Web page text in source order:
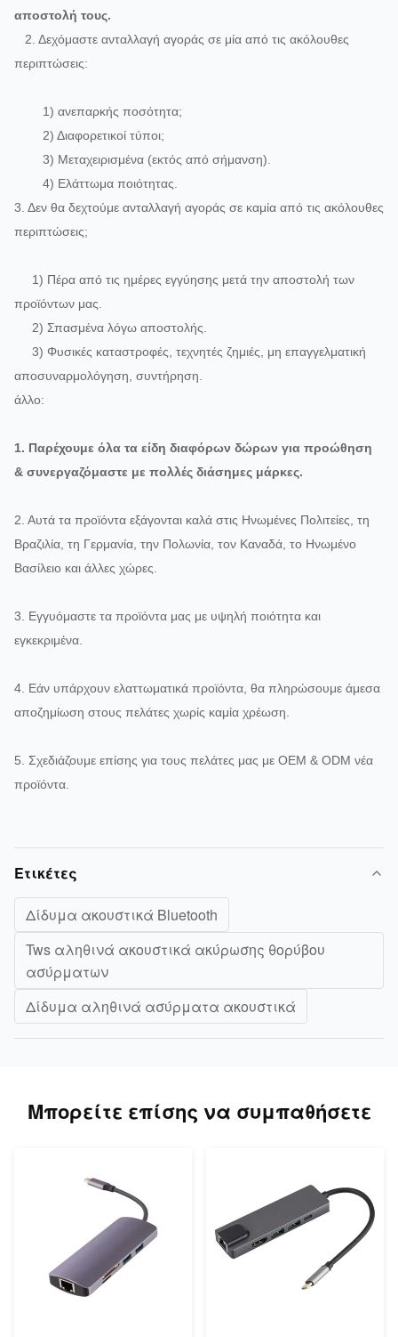
αποστολή τους.
2. Δεχόμαστε ανταλλαγή αγοράς σε μία από τις ακόλουθες
περιπτώσεις:
1) ανεπαρκής ποσότητα;
2) Διαφορετικοί τύποι;
3) Μεταχειρισμένα (εκτός από σήμανση).
4) Ελάττωμα ποιότητας.
3. Δεν θα δεχτούμε ανταλλαγή αγοράς σε καμία από τις ακόλουθες
περιπτώσεις;
1) Πέρα από τις ημέρες εγγύησης μετά την αποστολή των
προϊόντων μας.
2) Σπασμένα λόγω αποστολής.
3) Φυσικές καταστροφές, τεχνητές ζημιές, μη επαγγελματική
αποσυναρμολόγηση, συντήρηση.
άλλο:
1. Παρέχουμε όλα τα είδη διαφόρων δώρων για προώθηση
& συνεργαζόμαστε με πολλές διάσημες μάρκες.
2. Αυτά τα προϊόντα εξάγονται καλά στις Ηνωμένες Πολιτείες, τη
Βραζιλία, τη Γερμανία, την Πολωνία, τον Καναδά, το Ηνωμένο
Βασίλειο και άλλες χώρες.
3. Εγγυόμαστε τα προϊόντα μας με υψηλή ποιότητα και
εγκεκριμένα.
4. Εάν υπάρχουν ελαττωματικά προϊόντα, θα πληρώσουμε άμεσα
αποζημίωση στους πελάτες χωρίς καμία χρέωση.
5. Σχεδιάζουμε επίσης για τους πελάτες μας με OEM & ODM νέα
προϊόντα.
Ετικέτες
Δίδυμα ακουστικά Bluetooth
Tws αληθινά ακουστικά ακύρωσης θορύβου
ασύρματων
Δίδυμα αληθινά ασύρματα ακουστικά
Μπορείτε επίσης να συμπαθήσετε